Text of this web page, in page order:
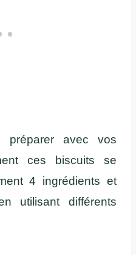
préparer avec vos
ces biscuits se
4 ingrédients et
utilisant différents